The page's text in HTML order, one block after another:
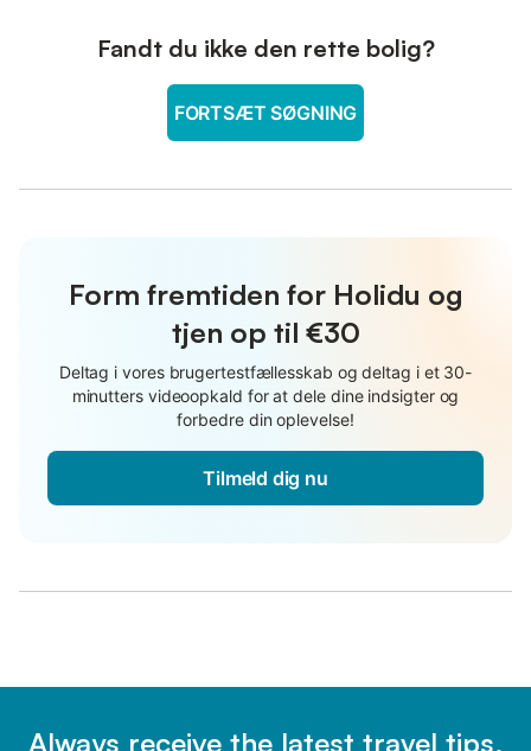
Fandt du ikke den rette bolig?
FORTSÆT SØGNING
Form fremtiden for Holidu og
tjen op til €30
Deltag i vores brugertestfællesskab og deltag i et 30-
minutters videoopkald for at dele dine indsigter og
forbedre din oplevelse!
Tilmeld dig nu
Always receive the latest travel tips,